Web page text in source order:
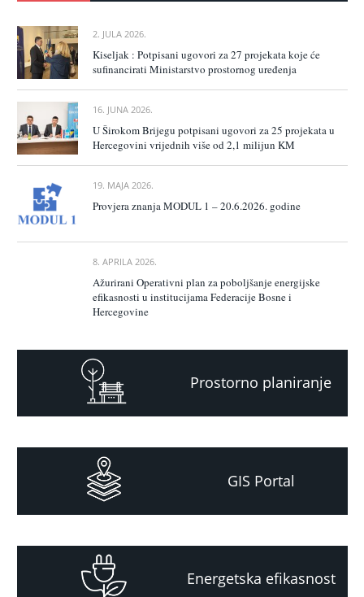
2. JULA 2026.
Kiseljak : Potpisani ugovori za 27 projekata koje će
sufinancirati Ministarstvo prostornog uređenja
16. JUNA 2026.
U Širokom Brijegu potpisani ugovori za 25 projekata u
Hercegovini vrijednih više od 2,1 milijun KM
19. MAJA 2026.
Provjera znanja MODUL 1 – 20.6.2026. godine
8. APRILA 2026.
Ažurirani Operativni plan za poboljšanje energijske
efikasnosti u institucijama Federacije Bosne i
Hercegovine
Prostorno planiranje
GIS Portal
Energetska efikasnost